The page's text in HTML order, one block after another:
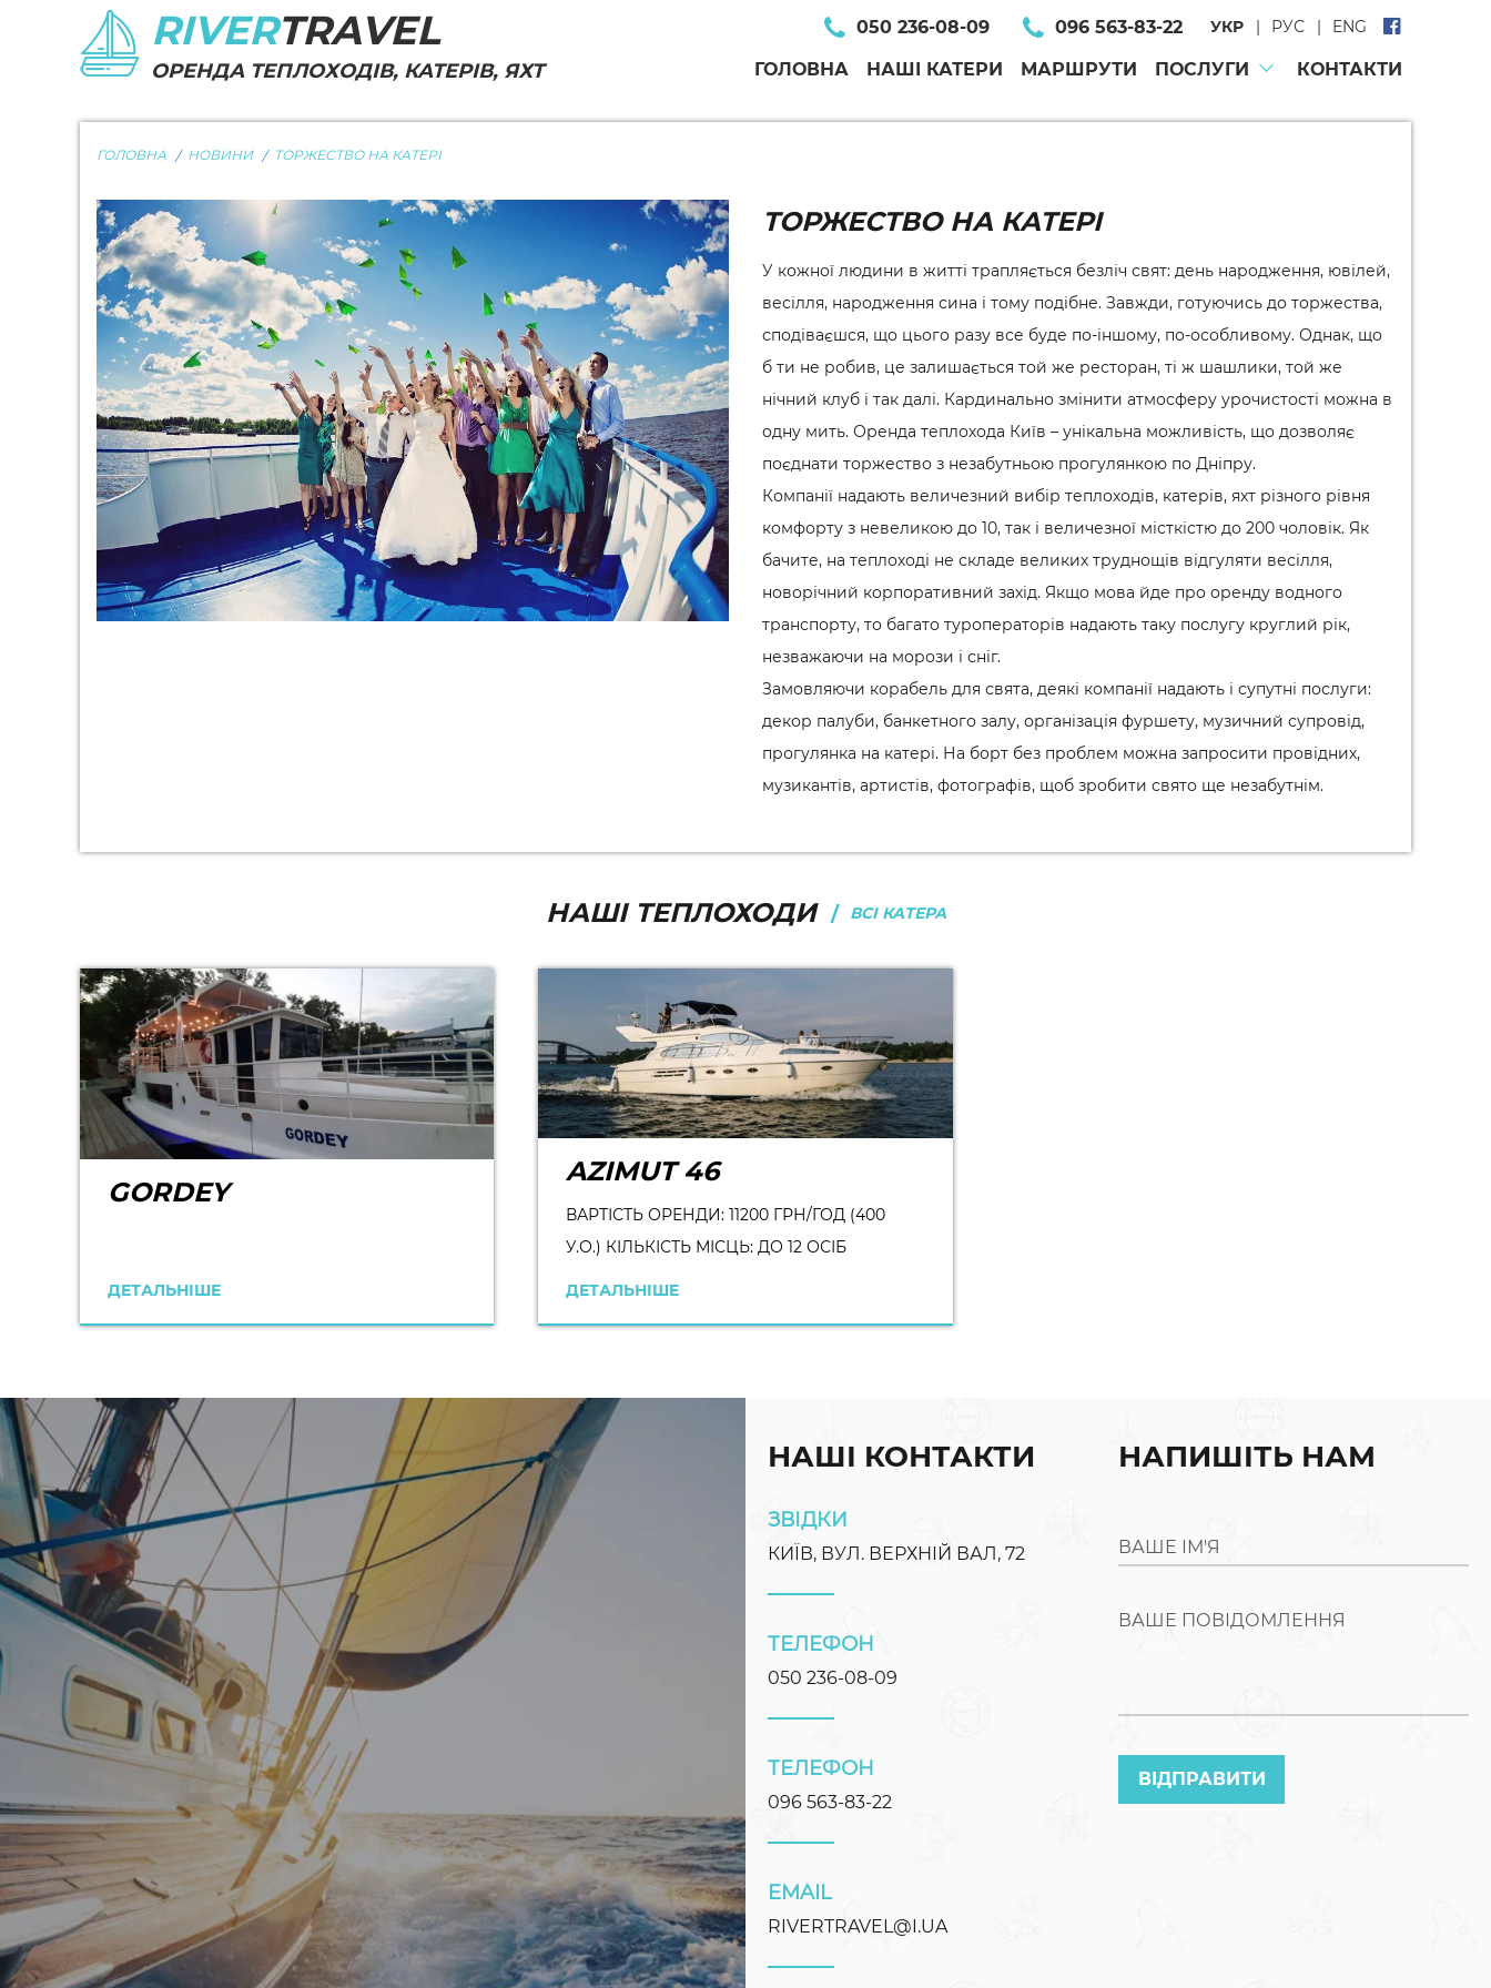
RIVERTRAVEL
ОРЕНДА ТЕПЛОХОДІВ, КАТЕРІВ, ЯХТ
050 236-08-09 096 563-83-22 УКР РУС ENG
ГОЛОВНА НАШІ КАТЕРИ МАРШРУТИ ПОСЛУГИ КОНТАКТИ
ГОЛОВНА НОВИНИ ТОРЖЕСТВО НА КАТЕРІ
ТОРЖЕСТВО НА КАТЕРІ
У кожної людини в житті трапляється безліч свят: день народження, ювілей,
весілля, народження сина і тому подібне. Завжди, готуючись до торжества,
сподіваєшся, що цього разу все буде по-іншому, по-особливому. Однак, що
б ти не робив, це залишається той же ресторан, ті ж шашлики, той же
нічний клуб і так далі. Кардинально змінити атмосферу урочистості можна в
одну мить. Оренда теплохода Київ – унікальна можливість, що дозволяє
поєднати торжество з незабутньою прогулянкою по Дніпру.
Компанії надають величезний вибір теплоходів, катерів, яхт різного рівня
комфорту з невеликою до 10, так і величезної місткістю до 200 чоловік. Як
бачите, на теплоході не складе великих труднощів відгуляти весілля,
новорічний корпоративний захід. Якщо мова йде про оренду водного
транспорту, то багато туроператорів надають таку послугу круглий рік,
незважаючи на морози і сніг.
Замовляючи корабель для свята, деякі компанії надають і супутні послуги:
декор палуби, банкетного залу, організація фуршету, музичний супровід,
прогулянка на катері. На борт без проблем можна запросити провідних,
музикантів, артистів, фотографів, щоб зробити свято ще незабутнім.
НАШІ ТЕПЛОХОДИ ВСІ КАТЕРА
GORDEY
ДЕТАЛЬНІШЕ
AZIMUT 46
ВАРТІСТЬ ОРЕНДИ: 11200 ГРН/ГОД (400
У.О.) КІЛЬКІСТЬ МІСЦЬ: ДО 12 ОСІБ
ДЕТАЛЬНІШЕ
НАШІ КОНТАКТИ
ЗВІДКИ
КИЇВ, ВУЛ. ВЕРХНІЙ ВАЛ, 72
ТЕЛЕФОН
050 236-08-09
ТЕЛЕФОН
096 563-83-22
EMAIL
RIVERTRAVEL@I.UA
НАПИШІТЬ НАМ
ВАШЕ ІМ'Я
ВАШЕ ПОВІДОМЛЕННЯ
ВІДПРАВИТИ